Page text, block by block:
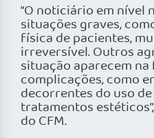
“O noticiário em nível
situações graves,
física de pacientes,
irreversível. Outros
situação aparecem
complicações, como
decorrentes do uso
tratamentos
do CFM.